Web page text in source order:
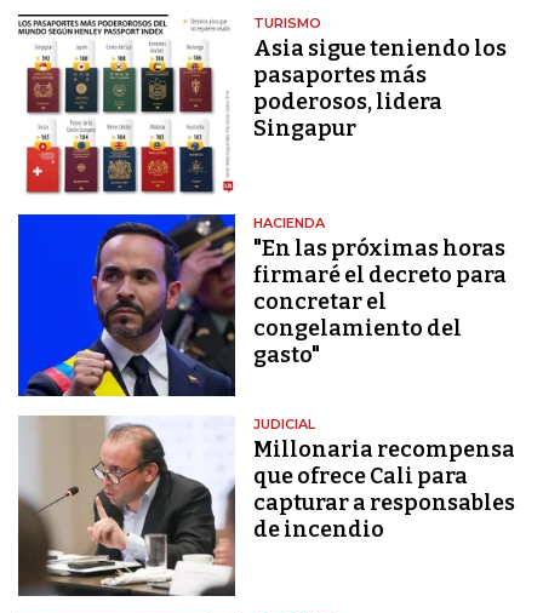
TURISMO
Asia sigue teniendo los
pasaportes más
poderosos, lidera
Singapur
HACIENDA
"En las próximas horas
firmaré el decreto para
concretar el
congelamiento del
gasto"
JUDICIAL
Millonaria recompensa
que ofrece Cali para
capturar a responsables
de incendio